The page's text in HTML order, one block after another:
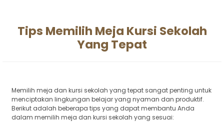
Tips Memilih Meja Kursi Sekolah
Yang Tepat
Memilih meja dan kursi sekolah yang tepat sangat penting untuk
menciptakan lingkungan belajar yang nyaman dan produktif.
Berikut adalah beberapa tips yang dapat membantu Anda
dalam memilih meja dan kursi sekolah yang sesuai: